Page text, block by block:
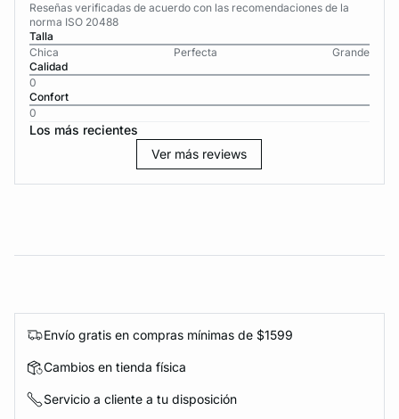
Reseñas verificadas de acuerdo con las recomendaciones de la
norma ISO 20488
Talla
Chica
Perfecta
Grande
Calidad
0
Confort
0
Los más recientes
Ver más reviews
Envío gratis en compras mínimas de $1599
Cambios en tienda física
Servicio a cliente a tu disposición